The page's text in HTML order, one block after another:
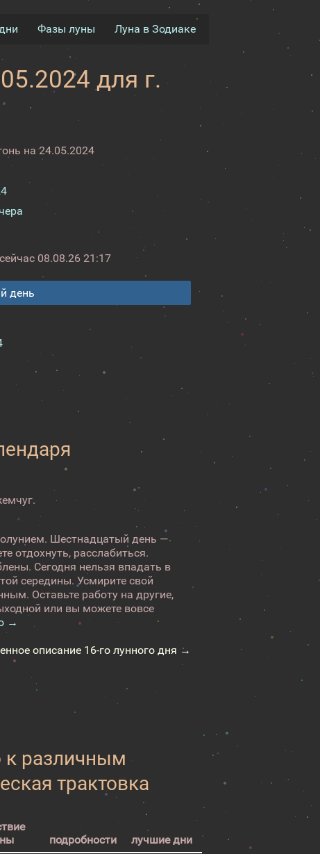
Фазы луны Луна в Зодиаке
для г.
на 24.05.2024
сейчас 08.08.26 21:17
день
Шестнадцатый день —
отдохнуть, расслабиться.
Сегодня нельзя впадать в
середины. Усмирите свой
Оставьте работу на другие,
или вы можете вовсе
→
описание 16-го лунного дня →
к различным
трактовка
подробности лучшие дни